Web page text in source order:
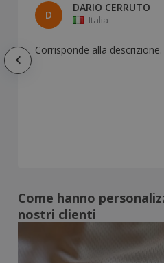
D
DARIO CERRUTO
Italia
Corrisponde alla
Come hanno
nostri clienti